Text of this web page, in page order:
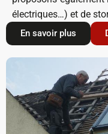
électriques…) et de
En savoir plus